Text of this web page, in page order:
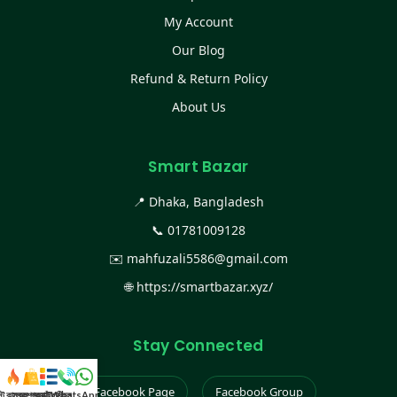
My Account
Our Blog
Refund & Return Policy
About Us
Smart Bazar
📍 Dhaka, Bangladesh
📞 01781009128
✉️ mahfuzali5586@gmail.com
🌐 https://smartbazar.xyz/
Stay Connected
Facebook Page Facebook Group